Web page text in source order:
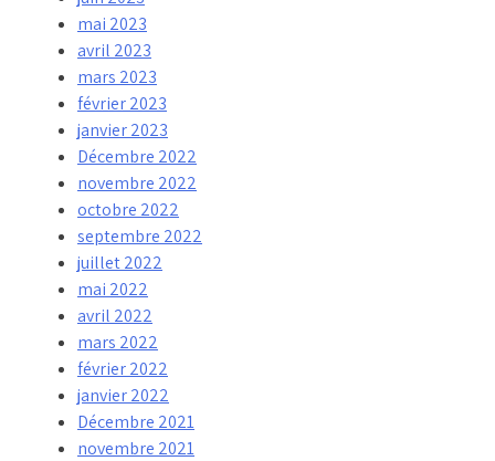
mai 2023
avril 2023
mars 2023
février 2023
janvier 2023
Décembre 2022
novembre 2022
octobre 2022
septembre 2022
juillet 2022
mai 2022
avril 2022
mars 2022
février 2022
janvier 2022
Décembre 2021
novembre 2021